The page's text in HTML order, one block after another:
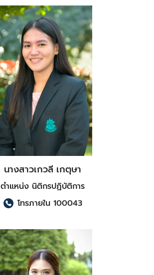
นางสาวเกวลี เกตุษา
ตำแหน่ง นิติกรปฏิบัติการ
โทรภายใน 100043